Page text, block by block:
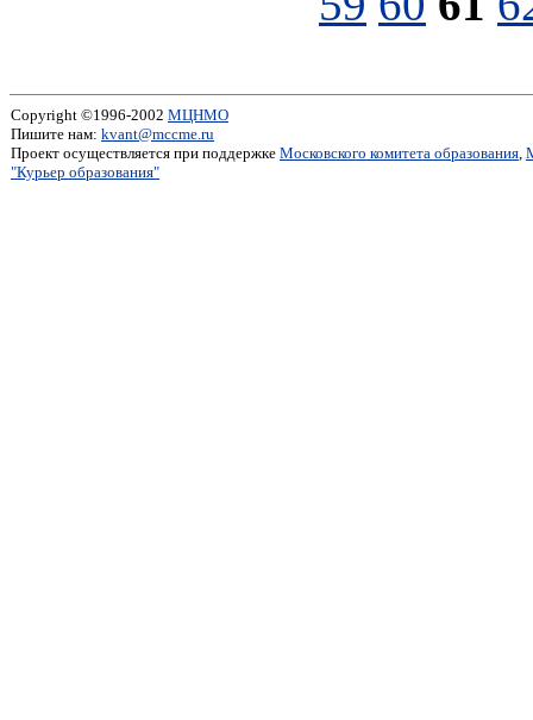
Copyright ©1996-2002 МЦНМО
Пишите нам: kvant@mccme.ru
Проект осуществляется при поддержке Московского комитета образования,
"Курьер образования"